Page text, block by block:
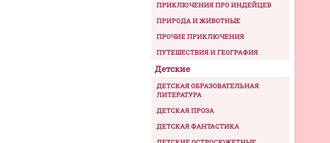
ПРИКЛЮЧЕНИЯ ПРО ИНДЕЙЦЕВ
ПРИРОДА И ЖИВОТНЫЕ
ПРОЧИЕ ПРИКЛЮЧЕНИЯ
ПУТЕШЕСТВИЯ И ГЕОГРАФИЯ
Детские
ДЕТСКАЯ ОБРАЗОВАТЕЛЬНАЯ
ЛИТЕРАТУРА
ДЕТСКАЯ ПРОЗА
ДЕТСКАЯ ФАНТАСТИКА